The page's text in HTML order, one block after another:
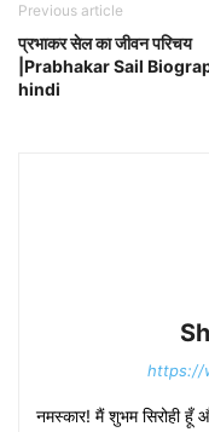
Previous article
प्रभाकर सेल का जीवन परिचय
|Prabhakar Sail
hindi
https://
नमस्कार! मैं शुभम सिरोही